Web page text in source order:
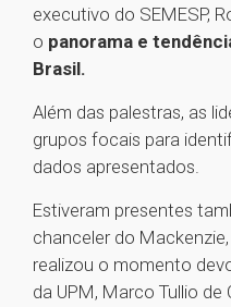
executivo do SEMESP,
o panorama e
Brasil.
Além das palestras, as
grupos focais para
dados apresentados.
Estiveram presentes
chanceler do
realizou o momento
da UPM, Marco Tullio